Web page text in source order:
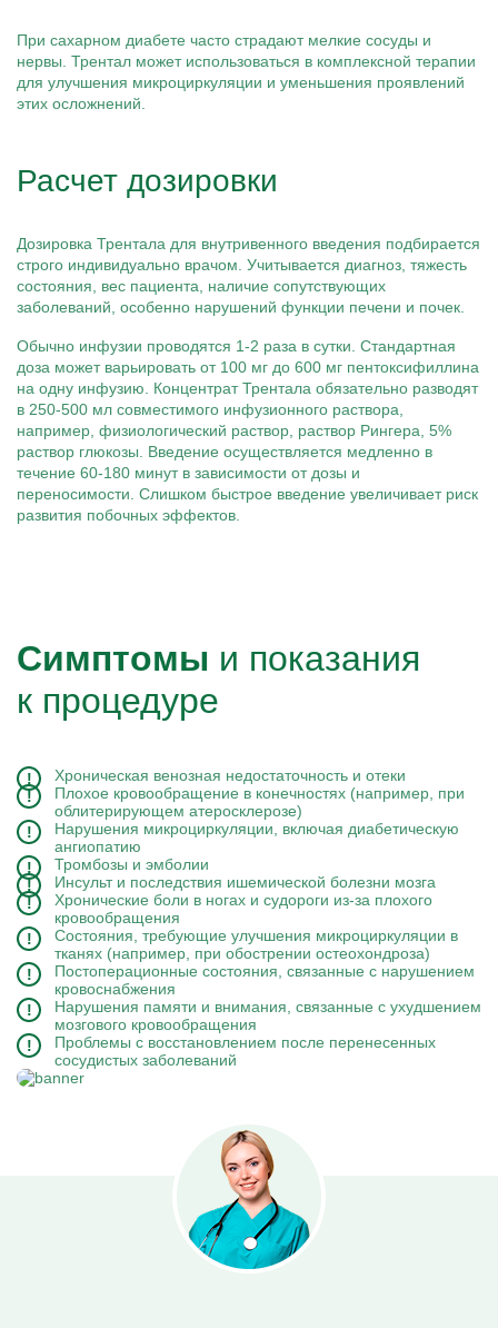
При сахарном диабете часто страдают мелкие сосуды и
нервы. Трентал может использоваться в комплексной терапии
для улучшения микроциркуляции и уменьшения проявлений
этих осложнений.
Расчет дозировки
Дозировка Трентала для внутривенного введения подбирается
строго индивидуально врачом. Учитывается диагноз, тяжесть
состояния, вес пациента, наличие сопутствующих
заболеваний, особенно нарушений функции печени и почек.
Обычно инфузии проводятся 1-2 раза в сутки. Стандартная
доза может варьировать от 100 мг до 600 мг пентоксифиллина
на одну инфузию. Концентрат Трентала обязательно разводят
в 250-500 мл совместимого инфузионного раствора,
например, физиологический раствор, раствор Рингера, 5%
раствор глюкозы. Введение осуществляется медленно в
течение 60-180 минут в зависимости от дозы и
переносимости. Слишком быстрое введение увеличивает риск
развития побочных эффектов.
Симптомы и показания
к процедуре
Хроническая венозная недостаточность и отеки
Плохое кровообращение в конечностях (например, при
облитерирующем атеросклерозе)
Нарушения микроциркуляции, включая диабетическую
ангиопатию
Тромбозы и эмболии
Инсульт и последствия ишемической болезни мозга
Хронические боли в ногах и судороги из-за плохого
кровообращения
Состояния, требующие улучшения микроциркуляции в
тканях (например, при обострении остеохондроза)
Постоперационные состояния, связанные с нарушением
кровоснабжения
Нарушения памяти и внимания, связанные с ухудшением
мозгового кровообращения
Проблемы с восстановлением после перенесенных
сосудистых заболеваний